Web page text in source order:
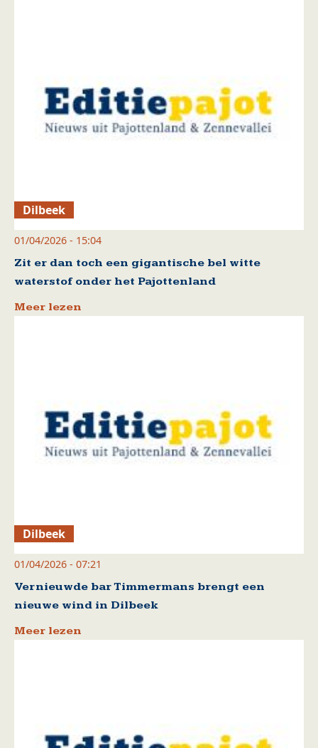
Dilbeek
01/04/2026 - 15:04
Zit er dan toch een gigantische bel witte
waterstof onder het Pajottenland
Meer lezen
Dilbeek
01/04/2026 - 07:21
Vernieuwde bar Timmermans brengt een
nieuwe wind in Dilbeek
Meer lezen